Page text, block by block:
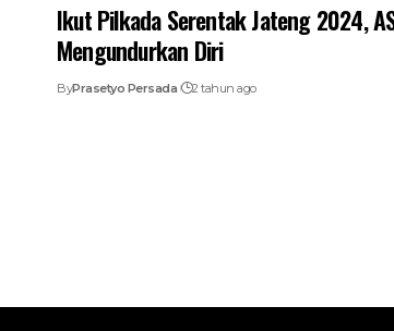
Ikut Pilkada Serentak Jateng 2024,
Mengundurkan Diri
ByPrasetyo Persada 2 tahun ago